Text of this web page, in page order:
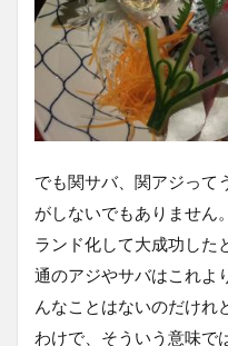
でも関サバ、関アジって
がしないでもありません
ランド化して大成功した
通のアジやサバはこれよ
んなことはないのだけれ
わけで、そういう意味で